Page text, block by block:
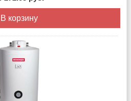
В корзину